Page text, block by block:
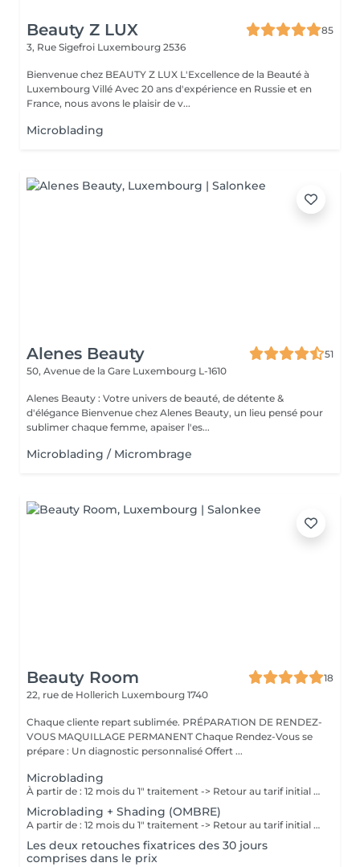
Beauty Z LUX
85
3, Rue Sigefroi Luxembourg 2536
Bienvenue chez BEAUTY Z LUX L'Excellence de la Beauté à
Luxembourg Villé Avec 20 ans d'expérience en Russie et en
France, nous avons le plaisir de v...
Microblading
Alenes Beauty
51
50, Avenue de la Gare Luxembourg L-1610
Alenes Beauty : Votre univers de beauté, de détente &
d'élégance Bienvenue chez Alenes Beauty, un lieu pensé pour
sublimer chaque femme, apaiser l'es...
Microblading / Micrombrage
Beauty Room
18
22, rue de Hollerich Luxembourg 1740
Chaque cliente repart sublimée. PRÉPARATION DE RENDEZ-
VOUS MAQUILLAGE PERMANENT Chaque Rendez-Vous se
prépare : Un diagnostic personnalisé Offert ...
Microblading
À partir de : 12 mois du 1" traitement -> Retour au tarif initial (à voir avec l'artiste selon chaque cas). Chaque cliente repart sublimée: La micropigmentation Microblading des sourcils est une technique innovante qui permet de recréer des sourcils naturels et réalistes. Nos experts artistiques utilisent des pigments spéciaux pour créer subtilement des poils pour les sourcils, et des micro-points pour les sourcils en MicroShading, donnant l'illusion de vrais poils ou d'un effet de couleur harmonieuse pour les sourcils avec la technique du MicroShading poudré. Ces méthodes révolutionnaires sont non invasives et offre des résultats impressionnants. Découvrez la micropigmentation des sourcils Microblading à Luxembourg-gare avec Diana.
Microblading + Shading (OMBRE)
A partir de : 12 mois du 1" traitement -> Retour au tarif initial (à voir avec l'artiste selon chaque cas). Chaque cliente repart sublimée: La micropigmentation des sourcils est une technique innovante qui permet de recréer des sourcils naturels et réalistes. Nos experts artistiques utilisent des pigments spéciaux pour créer subtilement des poils et des micro-points combinés, donnant l'illusion de vrais poils et d'un effet de couleur harmonieuse pour les sourcils avec la technique combinée du Microblading et MicroShading poudré. Ces méthodes révolutionnaires sont non invasives et offre des résultats impressionnants. Découvrez la micropigmentation des sourcils combinés Microblading-Shading à Luxembourg-gare avec Diana.
Les deux retouches fixatrices des 30 jours
comprises dans le prix